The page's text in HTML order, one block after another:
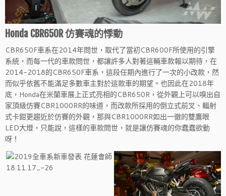
Honda CBR650R 仿賽魂的悸動
CBR650F車系在2014年問世，取代了當初CBR600F所使用的引擎
系統，而每一代的車款問世，都讓許多人對著這輛車款報以期待，在
2014-2018的CBR650F車系，這段任期內進行了一次的小改款，然
而似乎依舊不能滿足多數車主對於這款車的期望。也因此在2018年
底，Honda在米蘭車展上正式亮相的CBR650R，從外觀上可以嗅出自
家頂級仿賽CBR1000RR的味道，而改款所採用的倒立式前叉、輻射
式卡鉗更趨近於仿賽的外觀，那與CBR1000RR如出一徹的雙鷹眼
LED大燈，只能說，這樣的車款問世，就是讓仿賽魂的你蠢蠢欲動
呀！